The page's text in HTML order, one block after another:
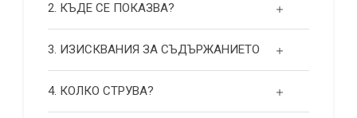
2. КЪДЕ СЕ ПОКАЗВА?
3. ИЗИСКВАНИЯ ЗА СЪДЪРЖАНИЕТО
4. КОЛКО СТРУВА?